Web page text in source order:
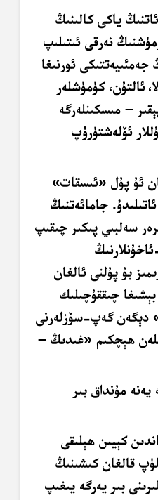
ياكى كالىنىڭ
نەرقى ئىتىلىپ
جەمئىيەتتىكى ئورنىغا
ئالتۇن، كۈمۈشلەر
– مىسكىنلەرگە
ئۆلەشتۈرۈپ
ئۇ پۇل «ئىسقات»
جامائەتنىڭ
سەلبىي پىكىر چىقىپ
بۇ پۇلنى ئالغان
چىققۇچىلىك
دېگەن گەپ-سۆزلەرنى
ھېچكىم «غىدىڭ –
مۇنداق بىر
كېيىن ھېلىقى
قالغان كىشىنىڭ
بىر يەرگە يىغىپ